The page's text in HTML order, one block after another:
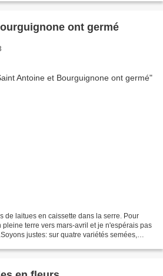
ont germé
de laitues en caissette dans la serre. Pour
terre vers mars-avril et je n'espérais pas
justes: sur quatre variétés semées,